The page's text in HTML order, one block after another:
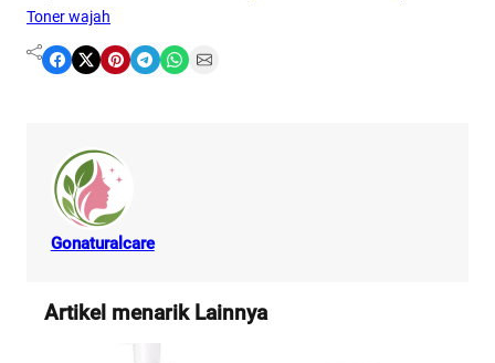
Toner wajah
Share on Facebook Share on X Share on Pinterest Share on Telegram Share on WhatsApp Share on Email
Gonaturalcare
Artikel menarik Lainnya